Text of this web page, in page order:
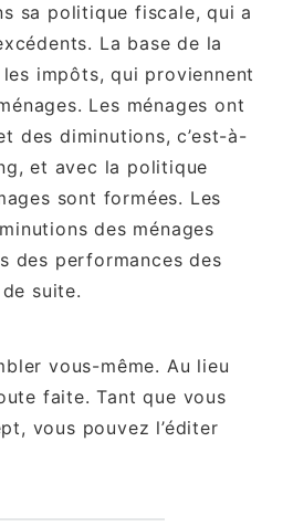
sa politique fiscale, qui a
La base de la
impôts, qui proviennent
Les ménages ont
des diminutions, c’est-à-
et avec la politique
sont formées. Les
des ménages
des performances des
suite.
vous-même. Au lieu
faite. Tant que vous
vous pouvez l’éditer